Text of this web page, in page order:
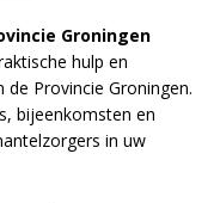
Groningen
hulp en
Provincie Groningen.
bijeenkomsten en
in uw